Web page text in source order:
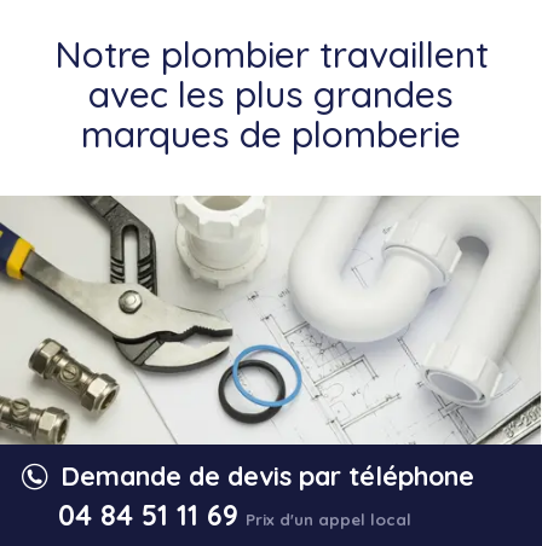
Notre plombier travaillent
avec les plus grandes
marques de plomberie
Demande de devis par téléphone
04 84 51 11 69 Prix d'un appel local